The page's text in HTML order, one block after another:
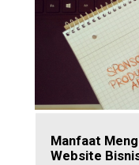
Manfaat
Website